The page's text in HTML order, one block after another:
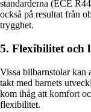
standarderna (ECE
också på resultat från
trygghet.
5. Flexibilitet och
Vissa bilbarnstolar kan
takt med barnets
kom ihåg att komfort
flexibilitet.